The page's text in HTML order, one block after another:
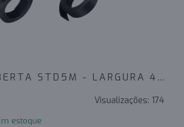
CORREIA ABERTA STD5M - LARGURA 45MM - VENDA METRO PU/AÇO PRETA
Visualizações: 174
estoque